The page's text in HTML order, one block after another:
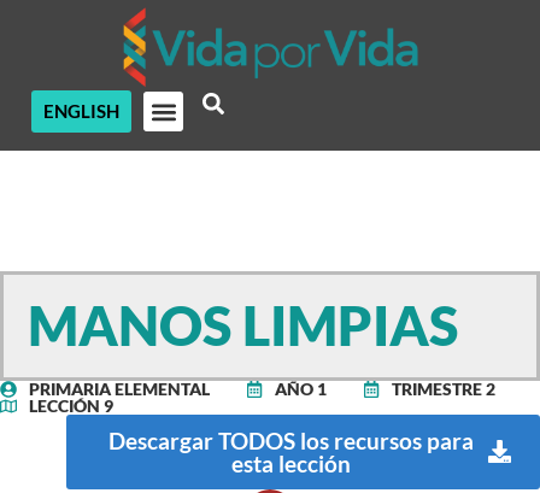
ENGLISH
MANOS LIMPIAS
PRIMARIA ELEMENTAL AÑO 1
TRIMESTRE 2
LECCIÓN 9
Descargar TODOS los recursos para
esta lección